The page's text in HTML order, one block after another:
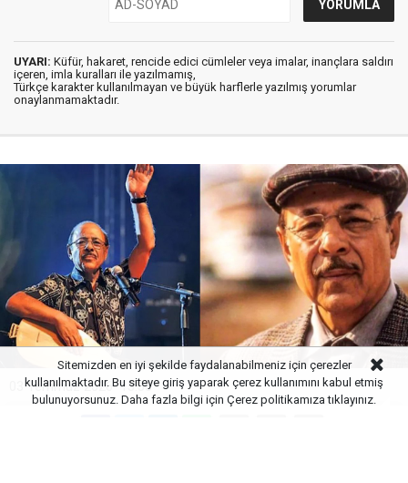
UYARI: Küfür, hakaret, rencide edici cümleler veya imalar, inançlara saldırı
içeren, imla kuralları ile yazılmamış,
Türkçe karakter kullanılmayan ve büyük harflerle yazılmış yorumlar
onaylanmamaktadır.
15:58
03 Temmuz 2026
Sitemizden en iyi şekilde faydalanabilmeniz için çerezler
kullanılmaktadır. Bu siteye giriş yaparak çerez kullanımını kabul etmiş
bulunuyorsunuz. Daha fazla bilgi için Çerez politikamızatıklayınız.